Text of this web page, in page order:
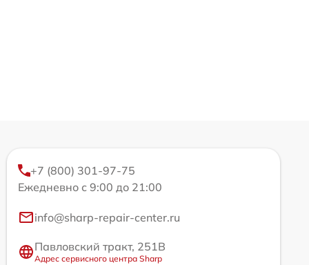
+7 (800) 301-97-75
Ежедневно с 9:00 до 21:00
info@sharp-repair-center.ru
Павловский тракт, 251В
Адрес сервисного центра Sharp